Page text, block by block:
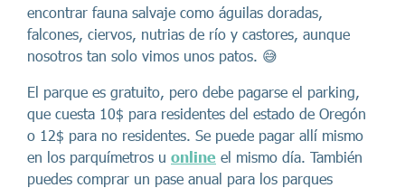
encontrar fauna salvaje como águilas doradas,
falcones, ciervos, nutrias de río y castores, aunque
nosotros tan solo vimos unos patos. 😅
El parque es gratuito, pero debe pagarse el parking,
que cuesta 10$ para residentes del estado de Oregón
o 12$ para no residentes. Se puede pagar allí mismo
en los parquímetros u online el mismo día. También
puedes comprar un pase anual para los parques